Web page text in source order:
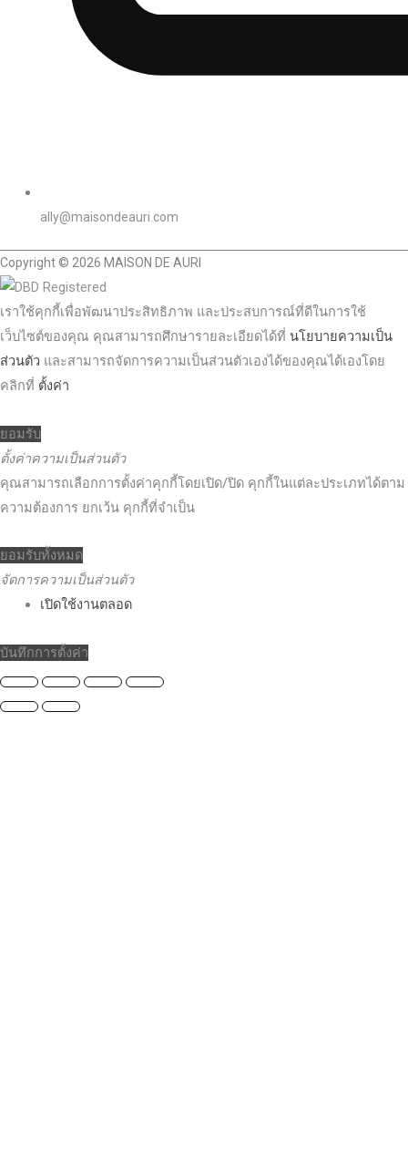
ally@maisondeauri.com
Copyright © 2026 MAISON DE AURI
เราใช้คุกกี้เพื่อพัฒนาประสิทธิภาพ และประสบการณ์ที่ดีในการใช้
เว็บไซต์ของคุณ คุณสามารถศึกษารายละเอียดได้ที่ นโยบายความเป็น
ส่วนตัว และสามารถจัดการความเป็นส่วนตัวเองได้ของคุณได้เองโดย
คลิกที่ ตั้งค่า
ยอมรับ
ตั้งค่าความเป็นส่วนตัว
คุณสามารถเลือกการตั้งค่าคุกกี้โดยเปิด/ปิด คุกกี้ในแต่ละประเภทได้ตาม
ความต้องการ ยกเว้น คุกกี้ที่จำเป็น
ยอมรับทั้งหมด
จัดการความเป็นส่วนตัว
เปิดใช้งานตลอด
บันทึกการตั้งค่า